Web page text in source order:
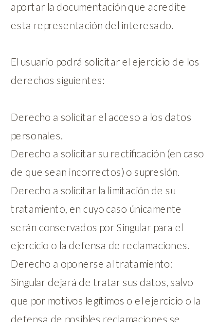
aportar la documentación que acredite
esta representación del interesado.
El usuario podrá solicitar el ejercicio de los
derechos siguientes:
Derecho a solicitar el acceso a los datos
personales.
Derecho a solicitar su rectificación (en caso
de que sean incorrectos) o supresión.
Derecho a solicitar la limitación de su
tratamiento, en cuyo caso únicamente
serán conservados por Singular para el
ejercicio o la defensa de reclamaciones.
Derecho a oponerse al tratamiento:
Singular dejará de tratar sus datos, salvo
que por motivos legítimos o el ejercicio o la
defensa de posibles reclamaciones se